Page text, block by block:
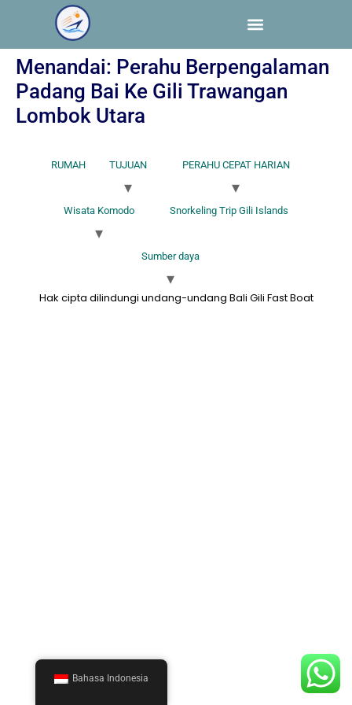
Menandai: Perahu Berpengalaman
Padang Bai Ke Gili Trawangan
Lombok Utara
RUMAH TUJUAN PERAHU CEPAT HARIAN
Wisata Komodo Snorkeling Trip Gili Islands
Sumber daya
Hak cipta dilindungi undang-undang Bali Gili Fast Boat
Bahasa Indonesia